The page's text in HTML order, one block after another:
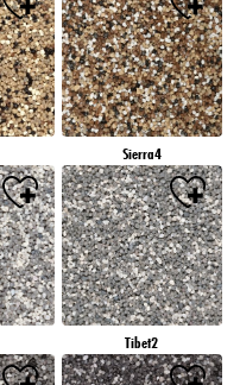
Sierra4
Tibet2